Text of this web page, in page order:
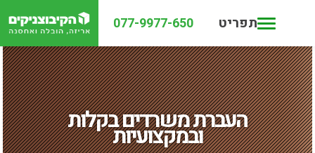
תפריט 077-9977-650
העברת משרדים בקלות
ובמקצועיות